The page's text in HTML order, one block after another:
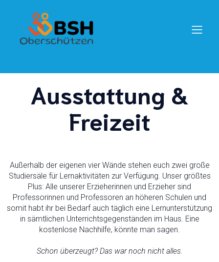
Ausstattung &
Freizeit
Außerhalb der eigenen vier Wände stehen euch zwei große
Studiersäle für Lernaktivitäten zur Verfügung. Unser größtes
Plus: Alle unserer Erzieherinnen und Erzieher sind
Professorinnen und Professoren an höheren Schulen und
somit habt ihr bei Bedarf auch täglich eine Lernunterstützung
in sämtlichen Unterrichtsgegenständen im Haus. Eine
kostenlose Nachhilfe, könnte man sagen.
Schon überzeugt? Das war noch nicht alles.